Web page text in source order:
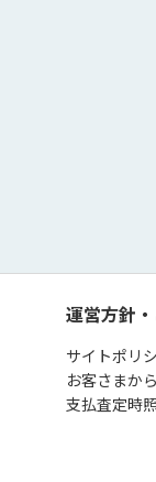
運営方針
サイトポリ
お客さまか
支払査定時